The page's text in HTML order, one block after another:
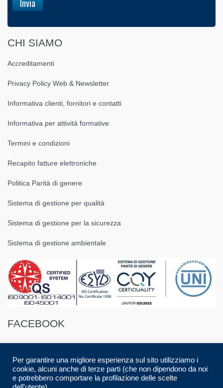
CHI SIAMO
Accreditamenti
Privacy Policy Web & Newsletter
Informativa clienti, fornitori e contatti
Informativa per attività formative
Termini e condizioni
Recapito fatture elettroniche
Politica Parità di genere
Sistema di gestione per qualità
Sistema di gestione per la sicurezza
Sistema di gestione ambientale
FACEBOOK
Per garantire una migliore esperienza sul sito utilizziamo i
cookie, alcuni anche di terze parti (che non dipendono da noi
e potrebbero comportare la profilazione delle scelte